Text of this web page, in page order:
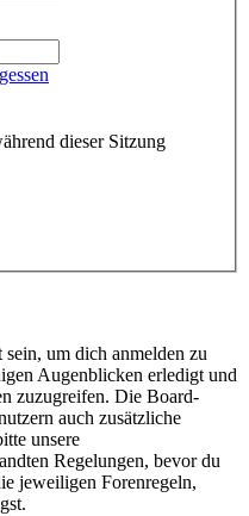
dieser Sitzung
um dich anmelden zu
Augenblicken erledigt und
zuzugreifen. Die Board-
auch zusätzliche
unsere
Regelungen, bevor du
jeweiligen Forenregeln,